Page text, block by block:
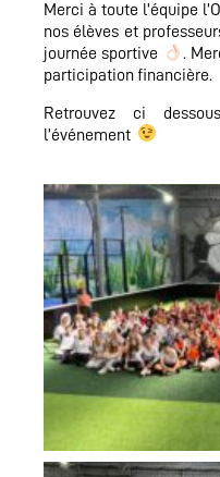
Merci à toute l’équipe
nos élèves et
journée sportive
.
participation financière.
Retrouvez ci
l’événement